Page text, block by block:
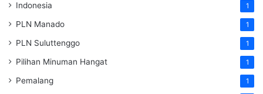
Indonesia 1
PLN Manado 1
PLN Suluttenggo 1
Pilihan Minuman Hangat 1
Pemalang 1